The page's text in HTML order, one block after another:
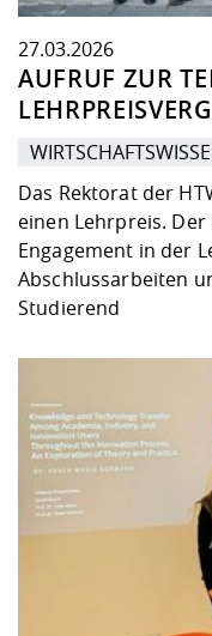
AUFRUF ZUR
27.03.2026
Das Rektorat der
einen Lehrpreis.
Engagement in der
Abschlussarbeiten
Studierend